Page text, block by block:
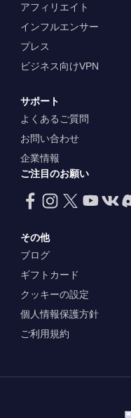
アフィリエイト
インフルエンサー
プレス
ビジネス向けVPN
サポート
よくあるご質問
お問い合わせ
企業情報
ご注目のお願い
その他
ブログ
ギフトカード
クッキーの設定
個人情報保護方針
ご利用規約